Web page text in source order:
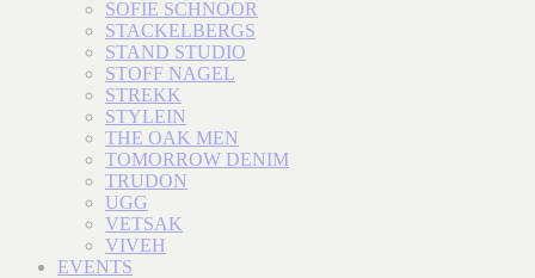
SOFIE SCHNOOR
STACKELBERGS
STAND STUDIO
STOFF NAGEL
STREKK
STYLEIN
THE OAK MEN
TOMORROW DENIM
TRUDON
UGG
VETSAK
VIVEH
EVENTS